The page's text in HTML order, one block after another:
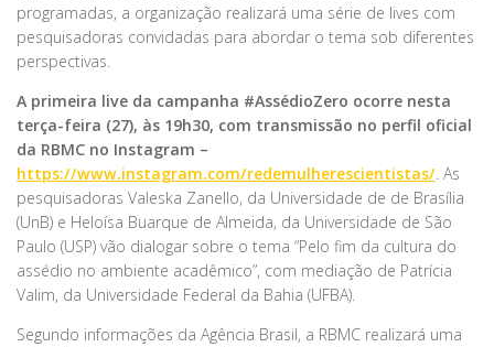
programadas, a organização realizará uma série de lives com
pesquisadoras convidadas para abordar o tema sob diferentes
perspectivas.
A primeira live da campanha #AssédioZero ocorre nesta
terça-feira (27), às 19h30, com transmissão no perfil oficial
da RBMC no Instagram –
https://www.instagram.com/redemulherescientistas/. As
pesquisadoras Valeska Zanello, da Universidade de de Brasília
(UnB) e Heloísa Buarque de Almeida, da Universidade de São
Paulo (USP) vão dialogar sobre o tema “Pelo fim da cultura do
assédio no ambiente acadêmico”, com mediação de Patrícia
Valim, da Universidade Federal da Bahia (UFBA).
Segundo informações da Agência Brasil, a RBMC realizará uma